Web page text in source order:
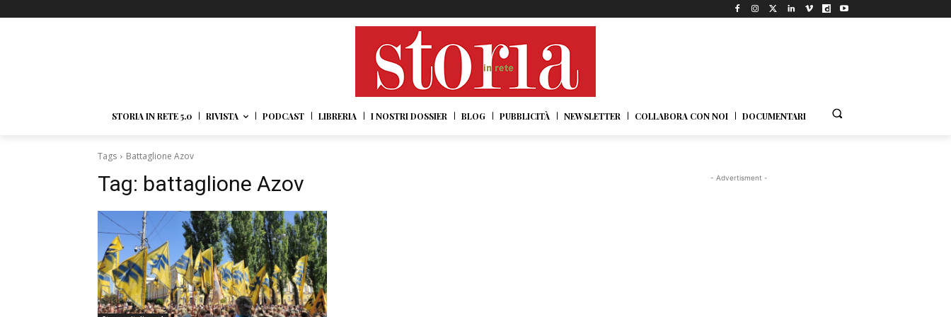
STORIA IN RETE 5.0 RIVISTA PODCAST LIBRERIA I NOSTRI DOSSIER BLOG PUBBLICITÀ NEWSLETTER COLLABORA CON NOI DOCUMENTARI
Tags Battaglione Azov
Tag: battaglione Azov - Advertisment -